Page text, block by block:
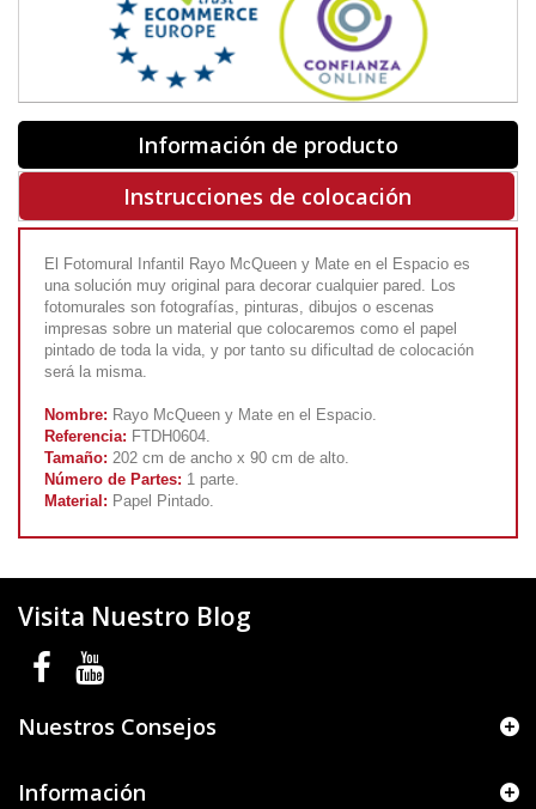
Información de producto
Instrucciones de colocación
El Fotomural Infantil Rayo McQueen y Mate en el Espacio es
una solución muy original para decorar cualquier pared. Los
fotomurales son fotografías, pinturas, dibujos o escenas
impresas sobre un material que colocaremos como el papel
pintado de toda la vida, y por tanto su dificultad de colocación
será la misma.
Nombre: Rayo McQueen y Mate en el Espacio.
Referencia: FTDH0604.
Tamaño: 202 cm de ancho x 90 cm de alto.
Número de Partes: 1 parte.
Material: Papel Pintado.
Visita Nuestro Blog
Nuestros Consejos
Información